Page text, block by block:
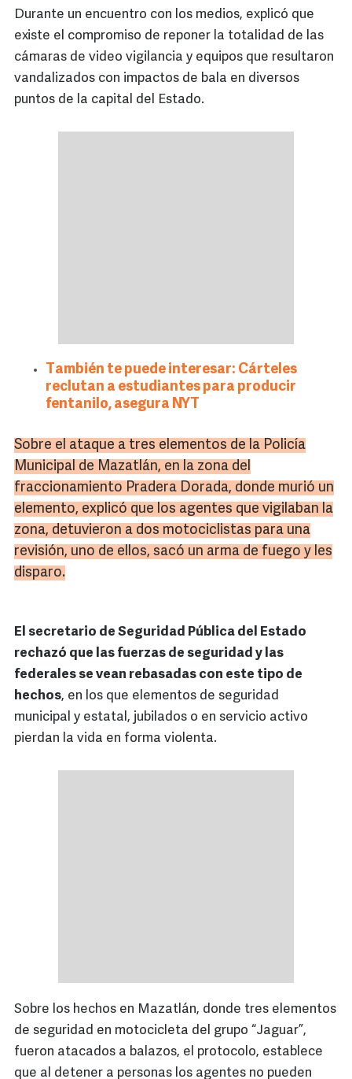
Durante un encuentro con los medios, explicó que
existe el compromiso de reponer la totalidad de las
cámaras de video vigilancia y equipos que resultaron
vandalizados con impactos de bala en diversos
puntos de la capital del Estado.
También te puede interesar: Cárteles
reclutan a estudiantes para producir
fentanilo, asegura NYT
Sobre el ataque a tres elementos de la Policía
Municipal de Mazatlán, en la zona del
fraccionamiento Pradera Dorada, donde murió un
elemento, explicó que los agentes que vigilaban la
zona, detuvieron a dos motociclistas para una
revisión, uno de ellos, sacó un arma de fuego y les
disparo.
El secretario de Seguridad Pública del Estado
rechazó que las fuerzas de seguridad y las
federales se vean rebasadas con este tipo de
hechos, en los que elementos de seguridad
municipal y estatal, jubilados o en servicio activo
pierdan la vida en forma violenta.
Sobre los hechos en Mazatlán, donde tres elementos
de seguridad en motocicleta del grupo “Jaguar”,
fueron atacados a balazos, el protocolo, establece
que al detener a personas los agentes no pueden